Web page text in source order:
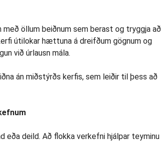
öllum beiðnum sem berast og tryggja að
útilokar hættuna á dreifðum gögnum og
við úrlausn mála.
án miðstýrðs kerfis, sem leiðir til þess að
eða deild. Að flokka verkefni hjálpar teyminu